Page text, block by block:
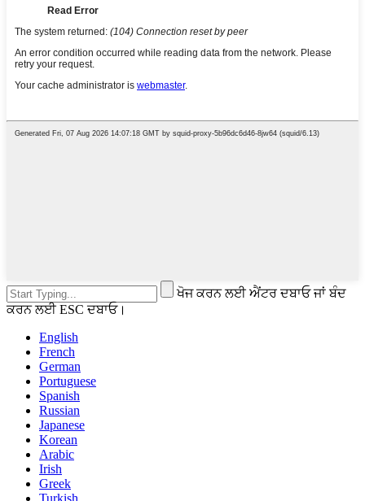
ਖੋਜ ਕਰਨ ਲਈ ਐਂਟਰ ਦਬਾਓ ਜਾਂ ਬੰਦ
ਕਰਨ ਲਈ ESC ਦਬਾਓ।
English
French
German
Portuguese
Spanish
Russian
Japanese
Korean
Arabic
Irish
Greek
Turkish